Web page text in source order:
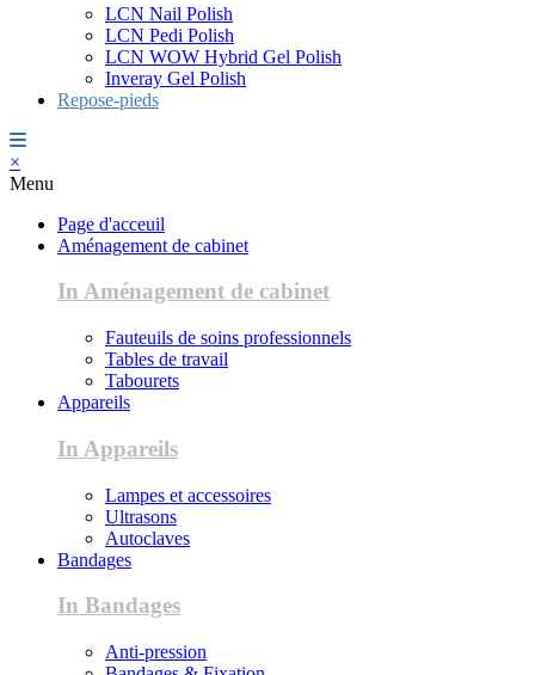
LCN Nail Polish
LCN Pedi Polish
LCN WOW Hybrid Gel Polish
Inveray Gel Polish
Repose-pieds
×
Menu
Page d'acceuil
Aménagement de cabinet
In Aménagement de cabinet
Fauteuils de soins professionnels
Tables de travail
Tabourets
Appareils
In Appareils
Lampes et accessoires
Ultrasons
Autoclaves
Bandages
In Bandages
Anti-pression